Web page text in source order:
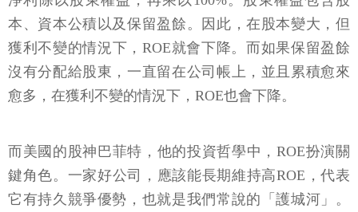
本、資本公積以及保留盈餘。因此，在股本變大，但
獲利不變的情況下，ROE就會下降。而如果保留盈餘
沒有分配給股東，一直留在公司帳上，並且累積愈來
愈多，在獲利不變的情況下，ROE也會下降。
而美國的股神巴菲特，他的投資哲學中，ROE扮演關
鍵角色。一家好公司，應該能長期維持高ROE，代表
它有持久競爭優勢，也就是我們常說的「護城河」。